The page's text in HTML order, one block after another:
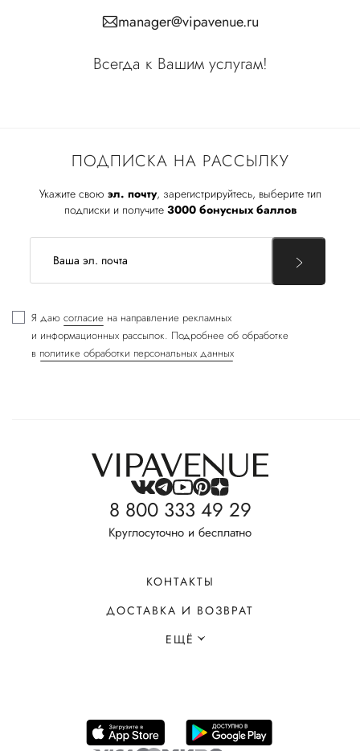
ПОДПИСКА НА РАССЫЛКУ
Укажите свою эл. почту, зарегистрируйтесь, выберите тип
подписки и получите 3000 бонусных баллов
Я даю согласие на направление рекламных
и информационных рассылок. Подробнее об обработке
в политике обработки персональных данных
manager@vipavenue.ru
Всегда к Вашим услугам!
8 800 333 49 29
Круглосуточно и бесплатно
КОНТАКТЫ
ДОСТАВКА И ВОЗВРАТ
ЕЩЁ